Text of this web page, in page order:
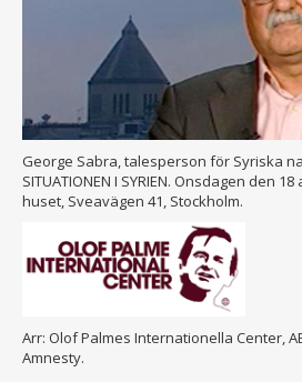
George Sabra, talesperson för Syriska
SITUATIONEN I SYRIEN. Onsdagen den 18
huset, Sveavägen 41, Stockholm.
Arr: Olof Palmes Internationella Center,
Amnesty.